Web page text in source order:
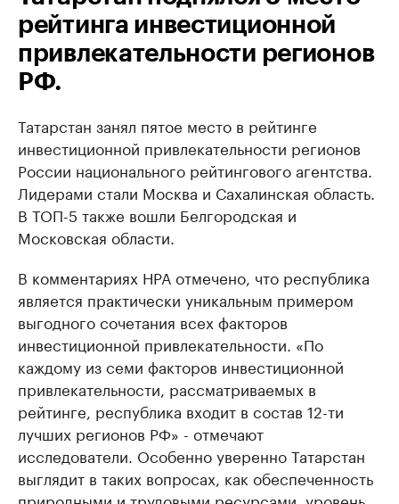
рейтинга инвестиционной
привлекательности регионов
РФ.
Татарстан занял пятое место в рейтинге
инвестиционной привлекательности регионов
России национального рейтингового агентства.
Лидерами стали Москва и Сахалинская область.
В ТОП-5 также вошли Белгородская и
Московская области.
В комментариях НРА отмечено, что республика
является практически уникальным примером
выгодного сочетания всех факторов
инвестиционной привлекательности. «По
каждому из семи факторов инвестиционной
привлекательности, рассматриваемых в
рейтинге, республика входит в состав 12-ти
лучших регионов РФ» - отмечают
исследователи. Особенно уверенно Татарстан
выглядит в таких вопросах, как обеспеченность